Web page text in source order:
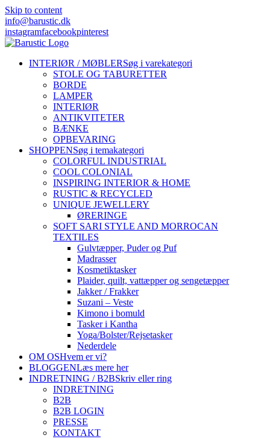
Skip to content
info@barustic.dk
instagramfacebookpinterest
INTERIØR / MØBLERSøg i varekategori
STOLE OG TABURETTER
BORDE
LAMPER
INTERIØR
ANTIKVITETER
BÆNKE
OPBEVARING
SHOPPENSøg i temakategori
COLORFUL INDUSTRIAL
COOL COLONIAL
INSPIRING INTERIOR & HOME
RUSTIC & RECYCLED
UNIQUE JEWELLERY
ØRERINGE
SOFT SARI STYLE AND MORROCAN
TEXTILES
Gulvtæpper, Puder og Puf
Madrasser
Kosmetiktasker
Plaider, quilt, vattæpper og sengetæpper
Jakker / Frakker
Suzani – Veste
Kimono i bomuld
Tasker i Kantha
Yoga/Bolster/Rejsetasker
Nederdele
OM OSHvem er vi?
BLOGGENLæs mere her
INDRETNING / B2BSkriv eller ring
INDRETNING
B2B
B2B LOGIN
PRESSE
KONTAKT